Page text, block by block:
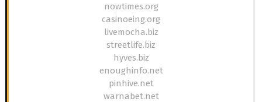
nowtimes.org
casinoeing.org
livemocha.biz
streetlife.biz
hyves.biz
enoughinfo.net
pinhive.net
warnabet.net